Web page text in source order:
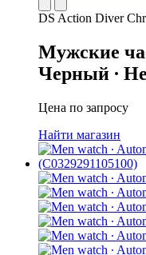
DS Action Diver
Мужские
Черный ∙
Цена по запросу
Найти магазин